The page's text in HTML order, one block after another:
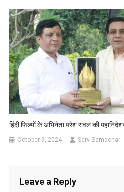
हिंदी फिल्मों के अभिनेता परेश रावल की
October 9, 2024 Sarv Samachar
Leave a Reply